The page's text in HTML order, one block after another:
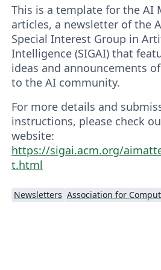
This is a template for the AI
articles, a newsletter of the
Special Interest Group in
Intelligence (SIGAI) that
ideas and announcements
to the AI community.
For more details and
instructions, please check
website:
https://sigai.acm.org/
t.html
Newsletters